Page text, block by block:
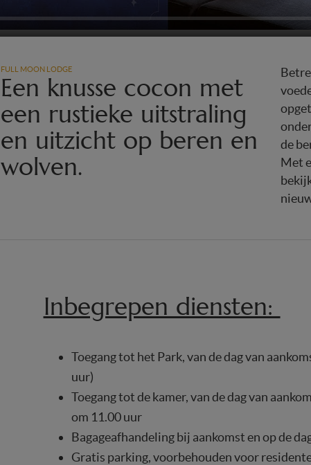
FULL MOON LODGE
Een knusse cocon met
een rustieke uitstraling
en uitzicht op beren en
wolven.
de
Met
Inbegrepen diensten:
Toegang tot het Park, van de dag van
uur)
Toegang tot de kamer, van de dag van
om 11.00 uur
Bagageafhandeling bij aankomst en op de
Gratis parking, voorbehouden voor